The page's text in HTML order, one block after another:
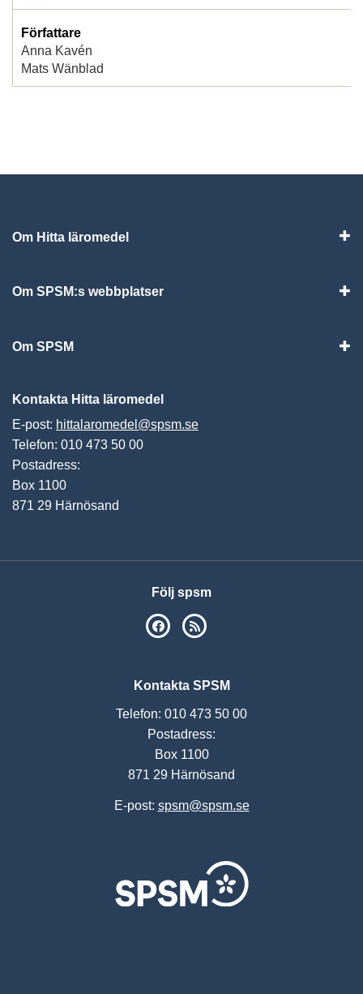
Författare
Anna Kavén
Mats Wänblad
Om Hitta läromedel
Om SPSM:s webbplatser
Om SPSM
Kontakta Hitta läromedel
E-post: hittalaromedel@spsm.se
Telefon: 010 473 50 00
Postadress:
Box 1100
871 29 Härnösand
Följ spsm
SPSM på Facebook
Kontakta SPSM
Telefon: 010 473 50 00
Postadress:
Box 1100
871 29 Härnösand
E-post: spsm@spsm.se